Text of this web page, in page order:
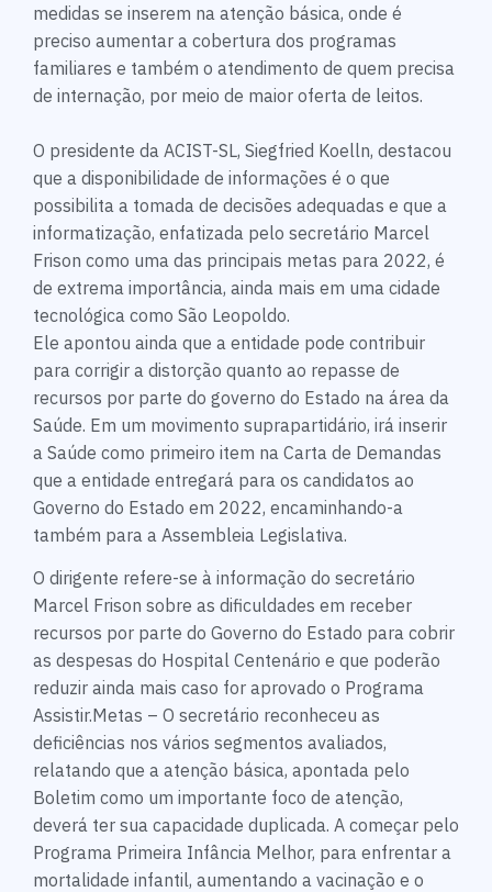
medidas se inserem na atenção básica, onde é
preciso aumentar a cobertura dos programas
familiares e também o atendimento de quem precisa
de internação, por meio de maior oferta de leitos.
O presidente da ACIST-SL, Siegfried Koelln, destacou
que a disponibilidade de informações é o que
possibilita a tomada de decisões adequadas e que a
informatização, enfatizada pelo secretário Marcel
Frison como uma das principais metas para 2022, é
de extrema importância, ainda mais em uma cidade
tecnológica como São Leopoldo.
Ele apontou ainda que a entidade pode contribuir
para corrigir a distorção quanto ao repasse de
recursos por parte do governo do Estado na área da
Saúde. Em um movimento suprapartidário, irá inserir
a Saúde como primeiro item na Carta de Demandas
que a entidade entregará para os candidatos ao
Governo do Estado em 2022, encaminhando-a
também para a Assembleia Legislativa.
O dirigente refere-se à informação do secretário
Marcel Frison sobre as dificuldades em receber
recursos por parte do Governo do Estado para cobrir
as despesas do Hospital Centenário e que poderão
reduzir ainda mais caso for aprovado o Programa
Assistir.Metas – O secretário reconheceu as
deficiências nos vários segmentos avaliados,
relatando que a atenção básica, apontada pelo
Boletim como um importante foco de atenção,
deverá ter sua capacidade duplicada. A começar pelo
Programa Primeira Infância Melhor, para enfrentar a
mortalidade infantil, aumentando a vacinação e o